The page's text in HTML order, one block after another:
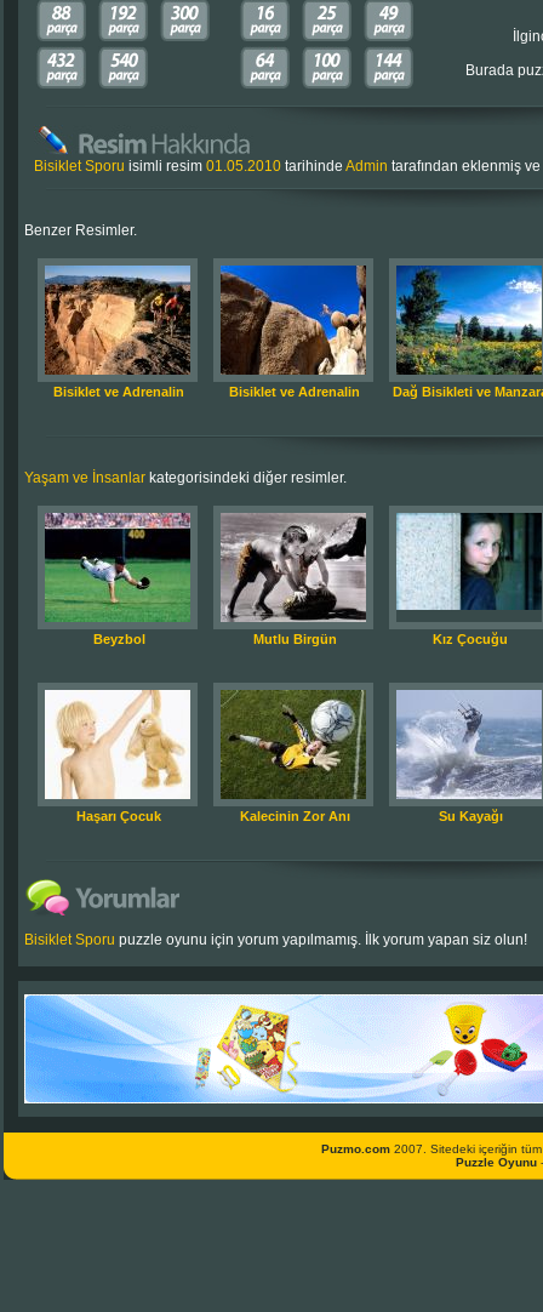
Burada
Bisiklet Sporu isimli resim 01.05.2010 tarihinde Admin tarafından eklenmiş ve
Benzer Resimler.
Bisiklet ve Adrenalin Bisiklet ve Adrenalin Dağ Bisikleti ve
Yaşam ve İnsanlar kategorisindeki diğer resimler.
Beyzbol Mutlu Birgün Kız Çocuğu
Haşarı Çocuk Kalecinin Zor Anı Su Kayağı
Bisiklet Sporu puzzle oyunu için yorum yapılmamış. İlk yorum yapan siz olun!
Puzmo.com2007. Sitedeki içeriğin tüm
Puzzle Oyunu